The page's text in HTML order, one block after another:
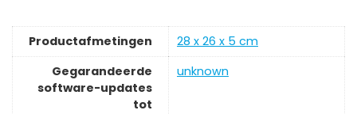
Productafmetingen
‎28 x 26 x 5 cm
Gegarandeerde
software-updates
tot
‎unknown